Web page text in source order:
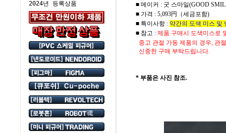
2024년 등록상품
■ 메이커 : 굿 스마일(GOOD
■ 가격 : 5,093円（세금포함)
■ 특이사항 : 약간의 도색 미스 및
■ 참고 : 제품 구매시 도색미스로
중고 관절 가동 제품의 경우, 관
신중한 구매 부탁드립니다.
* 부품은 사진 참조.